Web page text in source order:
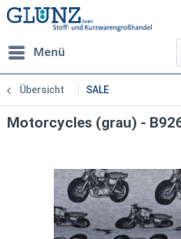
Menü
Übersicht SALE
Motorcycles (grau) -